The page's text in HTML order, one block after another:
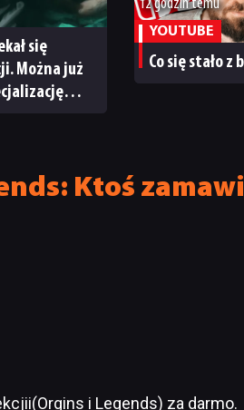
się
Można już
12 godzin temu
YOUTUBE
Co się stało z
Ktoś
i Legends) za darmo.